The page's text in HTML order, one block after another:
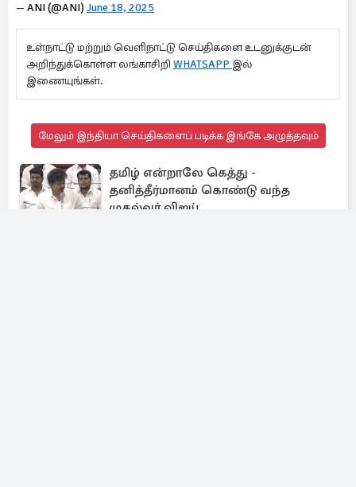
— ANI (@ANI) June 18, 2025
உள்நாட்டு மற்றும் வெளிநாட்டு செய்திகளை உடனுக்குடன்
அறிந்துக்கொள்ள லங்காசிறி WHATSAPP இல்
இணையுங்கள்.
மேலும் இந்தியா செய்திகளைப் படிக்க இங்கே அழுத்தவும்
தமிழ் என்றாலே கெத்து -
தனித்தீர்மானம் கொண்டு வந்த
முதல்வர் விஜய்